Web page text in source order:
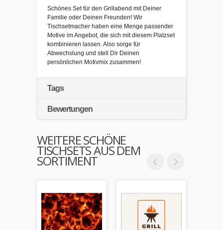
Schönes Set für den Grillabend mit Deiner
Familie oder Deinen Freunden! Wir
Tischsetmacher haben eine Menge passender
Motive im Angebot, die sich mit diesem Platzset
kombinieren lassen. Also sorge für
Abwechslung und stell Dir Deinen
persönlichen Motivmix zusammen!
Tags
Bewertungen
WEITERE SCHÖNE
TISCHSETS AUS DEM
SORTIMENT